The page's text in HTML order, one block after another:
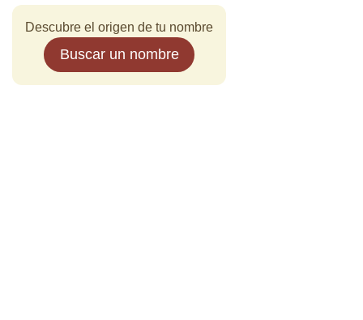
Descubre el origen de tu nombre
Buscar un nombre